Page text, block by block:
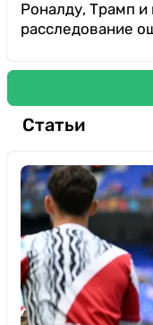
Роналду, Трамп
расследование
Статьи